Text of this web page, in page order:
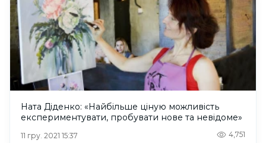
Ната Діденко: «Найбільше ціную можливість
експериментувати, пробувати нове та невідоме»
11 гру. 2021 15:37 4,751